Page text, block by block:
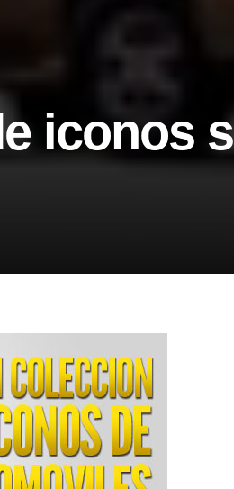
iconos